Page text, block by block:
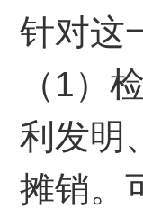
针对这
（1）
利发明
摊销。